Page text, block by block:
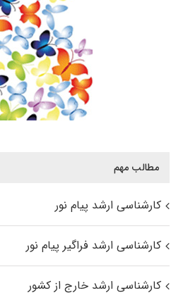
مطالب مهم
کارشناسی ارشد پیام نور
کارشناسی ارشد فراگیر پیام نور
کارشناسی ارشد خارج از کشور